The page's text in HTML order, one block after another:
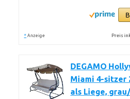
* Anzeige Preis
DEGAMO
Miami 4-sitzer
als Liege,